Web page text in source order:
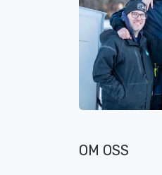
OM OSS